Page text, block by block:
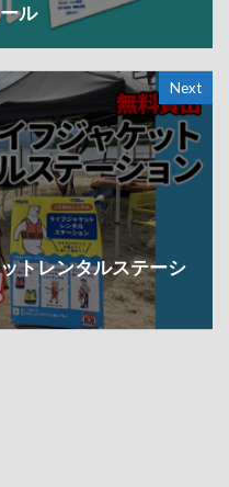
ル
Next
トレンタルステーシ